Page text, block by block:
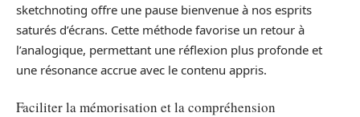
sketchnoting offre une pause bienvenue à nos esprits
saturés d’écrans. Cette méthode favorise un retour à
l’analogique, permettant une réflexion plus profonde et
une résonance accrue avec le contenu appris.
Faciliter la mémorisation et la compréhension